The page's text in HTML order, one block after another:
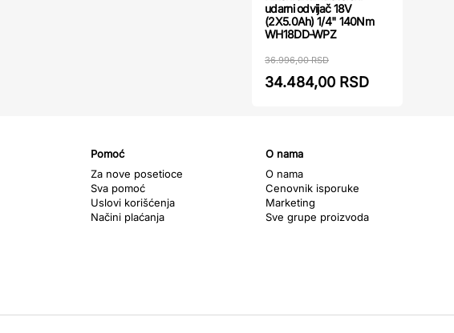
udarni odvijač 18V
(2X5.0Ah) 1/4" 140Nm
WH18DD-WPZ
36.996,00 RSD
34.484,00 RSD
Pomoć
Za nove posetioce
Sva pomoć
Uslovi korišćenja
Načini plaćanja
O nama
O nama
Cenovnik isporuke
Marketing
Sve grupe proizvoda